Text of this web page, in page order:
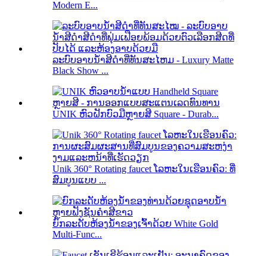
Modern E...
ລະ​ບົບ​ອາບ​ນ​້​ໍາ​ສີ​ດໍາ​ທີ່​ທັນ​ສະ​ໄຫມ - Luxury Matte
Black Show ...
UNIK ຫົວຝັກບົວມືຫຼາຍສີ Square - Durab...
Unik 360° Rotating faucet ໂລຫະໃນເຮືອນຄົວ: ທີ່
ສົມບູນແບບ ...
ຍົກລະດັບຫ້ອງນ້ຳຂອງເຈົ້າດ້ວຍ White Gold
Multi-Func...